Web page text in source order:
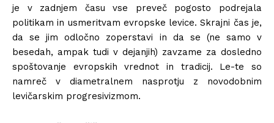
je v zadnjem času vse preveč pogosto podrejala
politikam in usmeritvam evropske levice. Skrajni čas je,
da se jim odločno zoperstavi in da se (ne samo v
besedah, ampak tudi v dejanjih) zavzame za dosledno
spoštovanje evropskih vrednot in tradicij. Le-te so
namreč v diametralnem nasprotju z novodobnim
levičarskim progresivizmom.